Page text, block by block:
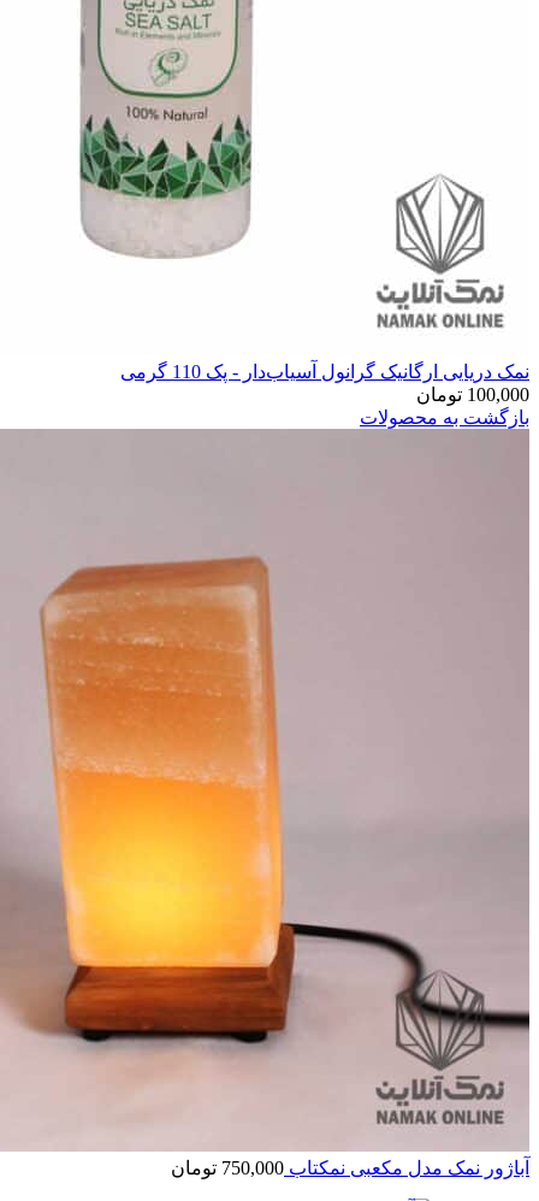
نمک دریایی ارگانیک گرانول آسیاب‌دار - پک 110 گرمی
100,000 تومان
بازگشت به محصولات
آباژور نمک مدل مکعبی نمکتاب 750,000 تومان